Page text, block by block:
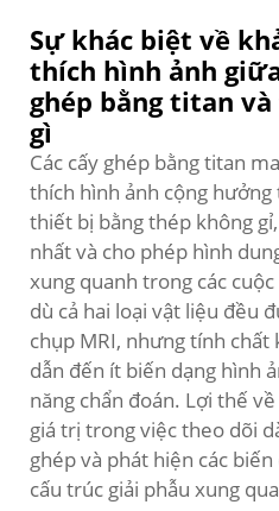
Sự khác biệt về
thích hình ảnh
ghép bằng titan
gì
Các cấy ghép bằng titan
thích hình ảnh cộng
thiết bị bằng thép không
nhất và cho phép hình
xung quanh trong các
dù cả hai loại vật liệu đều
chụp MRI, nhưng tính
dẫn đến ít biến dạng hình
năng chẩn đoán. Lợi thế
giá trị trong việc theo dõi
ghép và phát hiện các
cấu trúc giải phẫu xung